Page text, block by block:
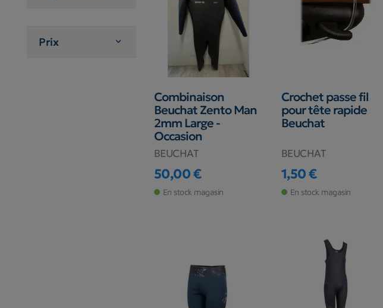
Prix 
Combinaison
Beuchat Zento Man
2mm Large -
Occasion
BEUCHAT
Prix
50,00 €
En stock magasin
Crochet passe fil
pour tête rapide
Beuchat
BEUCHAT
Prix
1,50 €
En stock magasin